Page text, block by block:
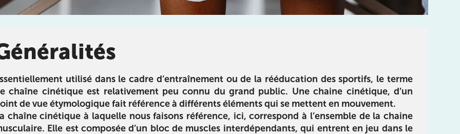
arthrose
l’arthrose
pour
l’arthrose.
qui en ont
L’alimentation des sportifs
La diététique pour le sport : du
coureur à pied au pratiquant de
cross-fit, utile pour tous !
Sport et alimentation
2ème partie du livre :
l’alimentation des sportifs :
conseils en nutrition pour
atteindre vos objectifs de
performance, tout en
Réhabilitation
E-book pour vous guider dans
le processus de réhabilitation
de la cheville, du pied et des
orteils en utilisant un langage
simple et compréhensible
utilisé dans le cadre d’entraînement ou de la rééducation des sportifs, le terme
chaîne cinétiqueest relativement peu connu du grand public. Unechaine cinétique, d’un
de vue étymologique fait référence à différents éléments qui se mettent en mouvement.
chaîne cinétique à laquelle nous faisons référence, ici, correspond à l’ensemble de la chaine
. Elle est composée d’un bloc de muscles interdépendants, qui entrent en jeu dans le